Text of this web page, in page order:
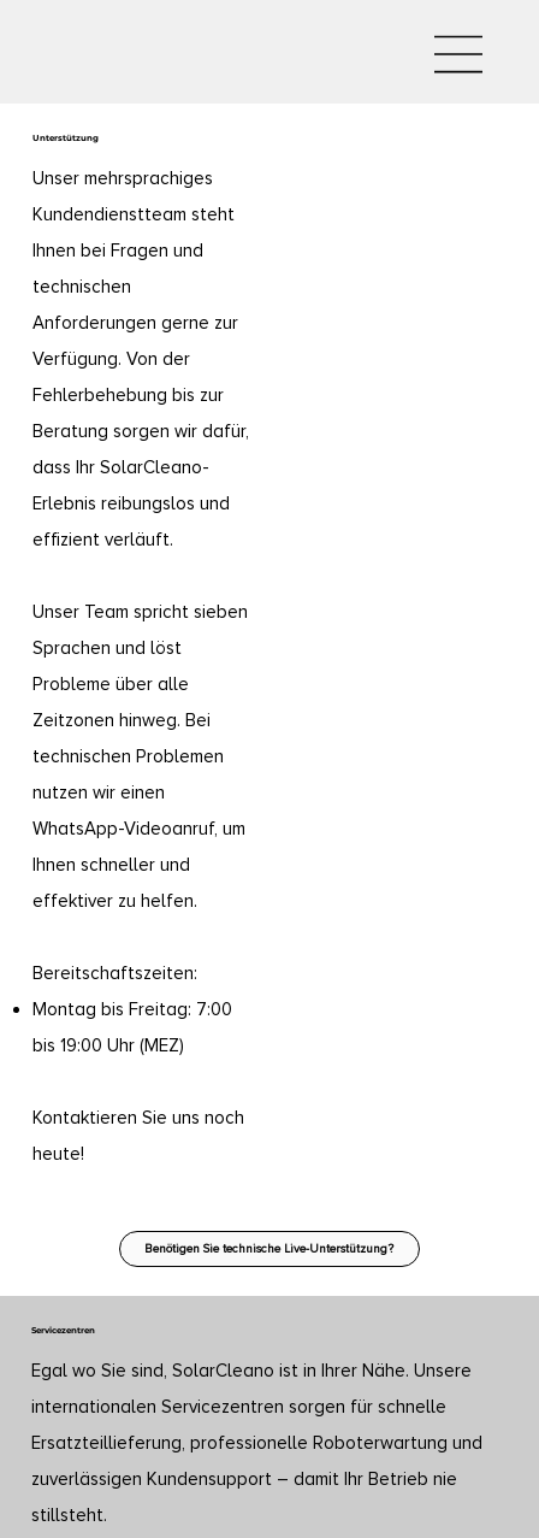
Servicezentren
Egal wo Sie sind, SolarCleano ist in Ihrer Nähe. Unsere
internationalen Servicezentren sorgen für schnelle
Ersatzteillieferung, professionelle Roboterwartung und
zuverlässigen Kundensupport – damit Ihr Betrieb nie
stillsteht.
Benötigen Sie technische Live-Unterstützung?
Unterstützung
Unser mehrsprachiges
Kundendienstteam steht
Ihnen bei Fragen und
technischen
Anforderungen gerne zur
Verfügung. Von der
Fehlerbehebung bis zur
Beratung sorgen wir dafür,
dass Ihr SolarCleano-
Erlebnis reibungslos und
effizient verläuft.
Unser Team spricht sieben
Sprachen und löst
Probleme über alle
Zeitzonen hinweg. Bei
technischen Problemen
nutzen wir einen
WhatsApp-Videoanruf, um
Ihnen schneller und
effektiver zu helfen.
Bereitschaftszeiten:
Montag bis Freitag: 7:00
bis 19:00 Uhr (MEZ)
Kontaktieren Sie uns noch
heute!